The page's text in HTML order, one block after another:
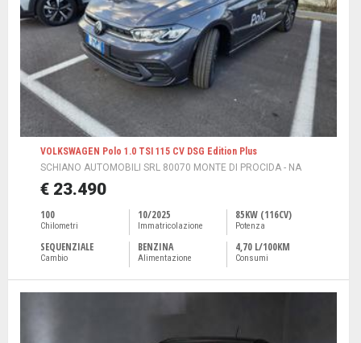
VOLKSWAGEN Polo 1.0 TSI 115 CV DSG Edition Plus
SCHIANO AUTOMOBILI SRL 80070 MONTE DI PROCIDA - NA
€ 23.490
100
Chilometri
10/2025
Immatricolazione
85KW (116CV)
Potenza
SEQUENZIALE
Cambio
BENZINA
Alimentazione
4,70 L/100KM
Consumi